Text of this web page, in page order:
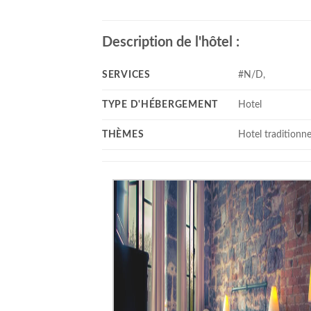
Description de l'hôtel :
SERVICES #N/D,
TYPE D'HÉBERGEMENT Hotel
THÈMES Hotel